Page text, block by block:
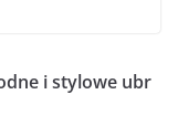
i stylowe ubr